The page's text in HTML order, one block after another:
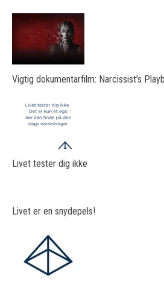
Vigtig dokumentarfilm: Narcissist’s
Livet tester dig ikke
Livet er en snydepels!